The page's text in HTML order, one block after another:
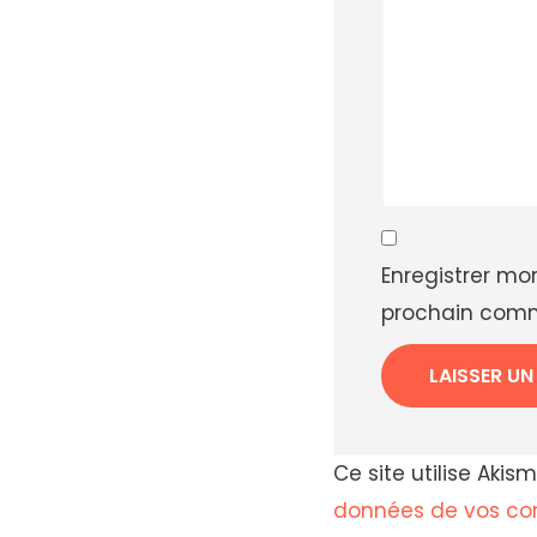
Enregistrer
prochain
Ce site utilise
données de vos